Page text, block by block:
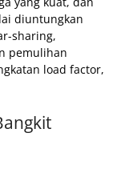
diuntungkan
sharing,
pemulihan
load factor,